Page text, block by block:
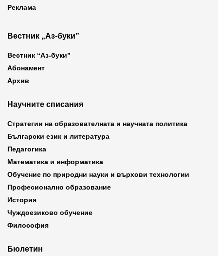
Реклама
Вестник „Аз-буки”
Вестник “Аз-буки”
Абонамент
Архив
Научните списания
Стратегии на образователната и научната политика
Български език и литература
Педагогика
Математика и информатика
Обучение по природни науки и върхови технологии
Професионално образование
История
Чуждоезиково обучение
Философия
Бюлетин